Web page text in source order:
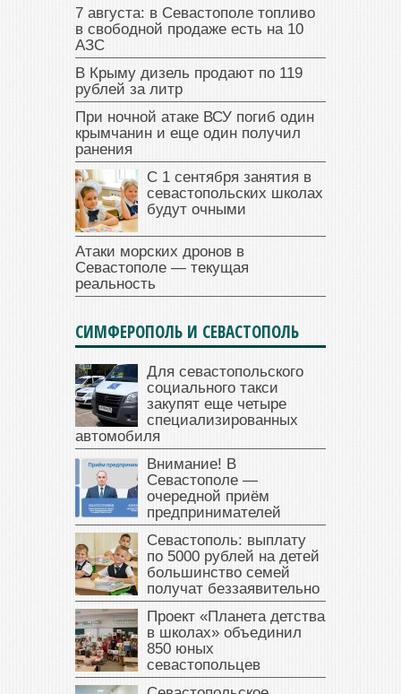
7 августа: в Севастополе топливо
в свободной продаже есть на 10
АЗС
В Крыму дизель продают по 119
рублей за литр
При ночной атаке ВСУ погиб один
крымчанин и еще один получил
ранения
С 1 сентября занятия в
севастопольских школах
будут очными
Атаки морских дронов в
Севастополе — текущая
реальность
СИМФЕРОПОЛЬ И СЕВАСТОПОЛЬ
Для севастопольского
социального такси
закупят еще четыре
специализированных
автомобиля
Внимание! В
Севастополе —
очередной приём
предпринимателей
Севастополь: выплату
по 5000 рублей на детей
большинство семей
получат беззаявительно
Проект «Планета детства
в школах» объединил
850 юных
севастопольцев